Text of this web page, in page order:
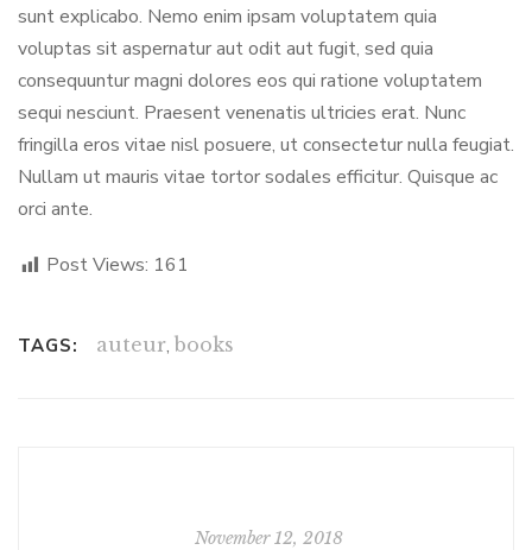
sunt explicabo. Nemo enim ipsam voluptatem quia
voluptas sit aspernatur aut odit aut fugit, sed quia
consequuntur magni dolores eos qui ratione voluptatem
sequi nesciunt. Praesent venenatis ultricies erat. Nunc
fringilla eros vitae nisl posuere, ut consectetur nulla feugiat.
Nullam ut mauris vitae tortor sodales efficitur. Quisque ac
orci ante.
Post Views: 161
TAGS: auteur, books
November 12, 2018